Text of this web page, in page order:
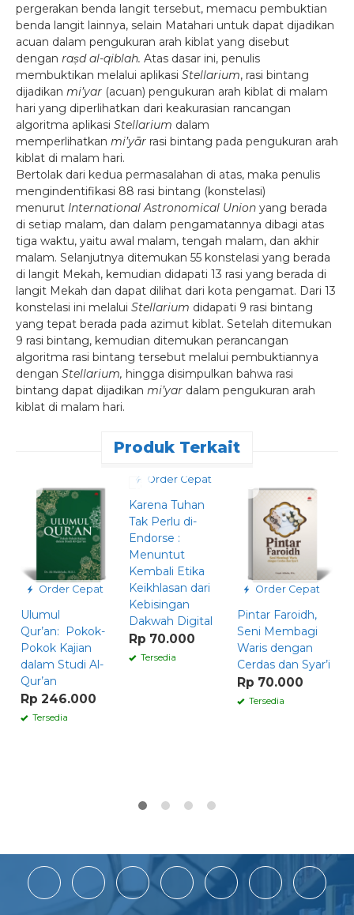
pergerakan benda langit tersebut, memacu pembuktian
benda langit lainnya, selain Matahari untuk dapat dijadikan
acuan dalam pengukuran arah kiblat yang disebut
dengan raṣd al-qiblah. Atas dasar ini, penulis
membuktikan melalui aplikasi Stellarium, rasi bintang
dijadikan mi’yar (acuan) pengukuran arah kiblat di malam
hari yang diperlihatkan dari keakurasian rancangan
algoritma aplikasi Stellarium dalam
memperlihatkan mi’yār rasi bintang pada pengukuran arah
kiblat di malam hari.
Bertolak dari kedua permasalahan di atas, maka penulis
mengindentifikasi 88 rasi bintang (konstelasi)
menurut International Astronomical Union yang berada
di setiap malam, dan dalam pengamatannya dibagi atas
tiga waktu, yaitu awal malam, tengah malam, dan akhir
malam. Selanjutnya ditemukan 55 konstelasi yang berada
di langit Mekah, kemudian didapati 13 rasi yang berada di
langit Mekah dan dapat dilihat dari kota pengamat. Dari 13
konstelasi ini melalui Stellarium didapati 9 rasi bintang
yang tepat berada pada azimut kiblat. Setelah ditemukan
9 rasi bintang, kemudian ditemukan perancangan
algoritma rasi bintang tersebut melalui pembuktiannya
dengan Stellarium, hingga disimpulkan bahwa rasi
bintang dapat dijadikan mi’yar dalam pengukuran arah
kiblat di malam hari.
Produk Terkait
Order Cepat
Ulumul
Qur’an: Pokok-
Pokok Kajian
dalam Studi Al-
Qur’an
Rp 246.000
Tersedia
Order Cepat
Karena Tuhan
Tak Perlu di-
Endorse :
Menuntut
Kembali Etika
Keikhlasan dari
Kebisingan
Dakwah Digital
Rp 70.000
Tersedia
Order Cepat
Pintar Faroidh,
Seni Membagi
Waris dengan
Cerdas dan Syar’i
Rp 70.000
Tersedia